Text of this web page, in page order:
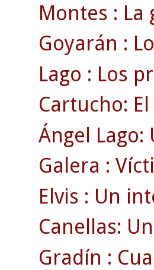
Montes :
Goyarán :
Lago : Los
Cartucho:
Ángel
Galera :
Elvis : Un
Canellas:
Gradín :